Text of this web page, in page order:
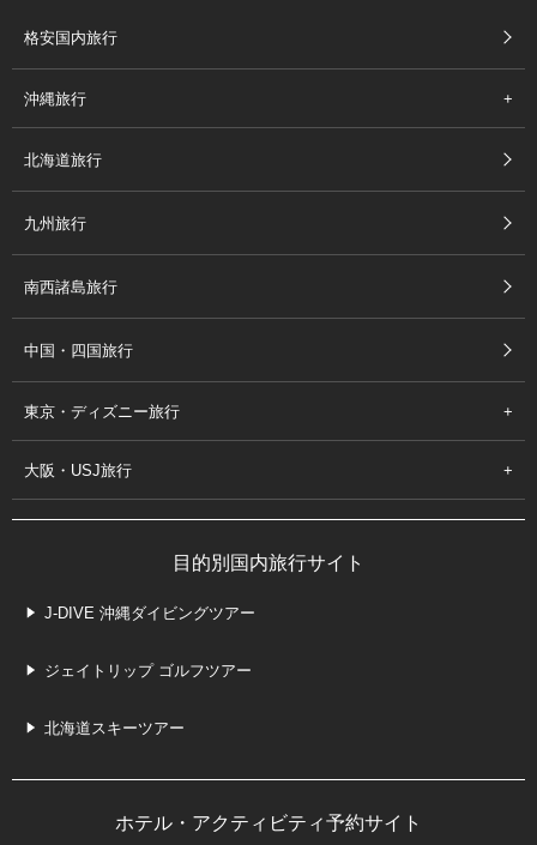
格安国内旅行
沖縄旅行
北海道旅行
九州旅行
南西諸島旅行
中国・四国旅行
東京・ディズニー旅行
大阪・USJ旅行
目的別国内旅行サイト
J-DIVE 沖縄ダイビングツアー
ジェイトリップ ゴルフツアー
北海道スキーツアー
ホテル・アクティビティ予約サイト